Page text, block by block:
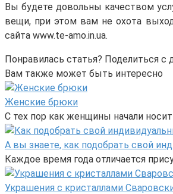
Вы будете довольны качеством
вещи, при этом вам не охота
сайта www.te-amo.in.ua.
Понравилась статья? Поделиться с
Вам также может быть интересно
Женские брюки
С тех пор как женщины начали
А вы знаете, как подобрать свой
Каждое время года отличается
Украшения с кристаллами